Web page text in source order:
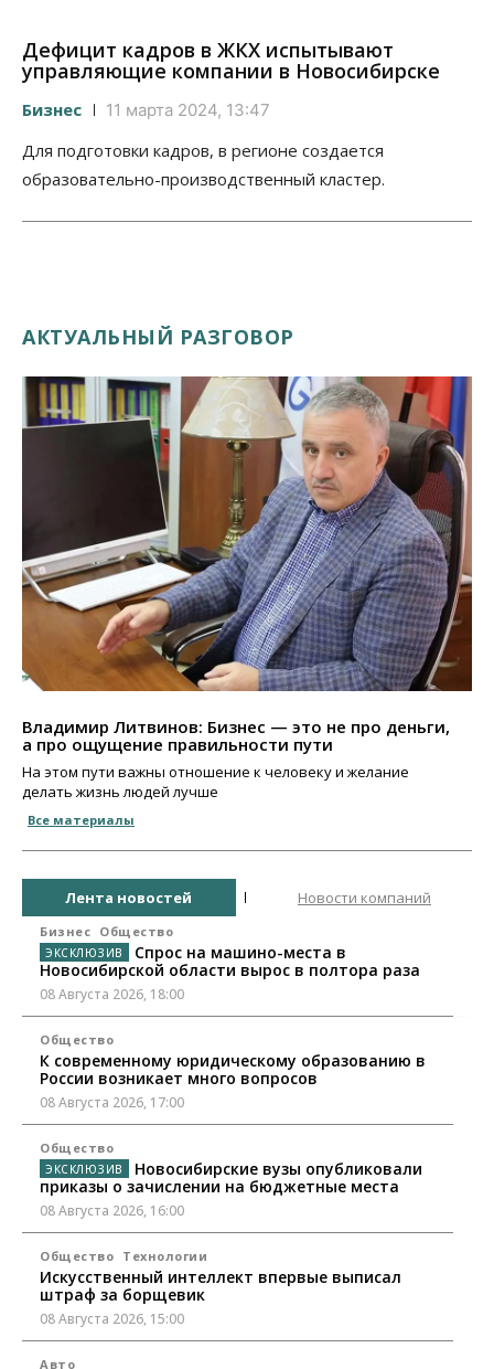
Дефицит кадров в ЖКХ испытывают
управляющие компании в Новосибирске
Бизнес 11 марта 2024, 13:47
Для подготовки кадров, в регионе создается
образовательно-производственный кластер.
АКТУАЛЬНЫЙ РАЗГОВОР
Владимир Литвинов: Бизнес — это не про деньги,
а про ощущение правильности пути
На этом пути важны отношение к человеку и желание
делать жизнь людей лучше
Все материалы
Лента новостей Новости компаний
Бизнес Общество
Спрос на машино-места в
Новосибирской области вырос в полтора раза
08 Августа 2026, 18:00
Общество
К современному юридическому образованию в
России возникает много вопросов
08 Августа 2026, 17:00
Общество
Новосибирские вузы опубликовали
приказы о зачислении на бюджетные места
08 Августа 2026, 16:00
Общество Технологии
Искусственный интеллект впервые выписал
штраф за борщевик
08 Августа 2026, 15:00
Авто